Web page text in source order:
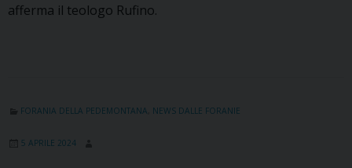
afferma il teologo Rufino.
FORANIA DELLA PEDEMONTANA NEWS DALLE FORANIE
5 APRILE 2024